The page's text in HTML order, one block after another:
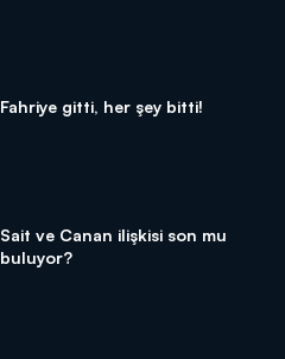
Fahriye gitti, her şey bitti!
Sait ve Canan ilişkisi son mu
buluyor?